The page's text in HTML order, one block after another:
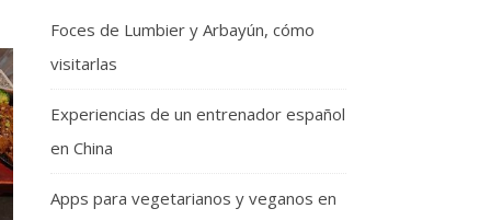
Foces de Lumbier y Arbayún, cómo
visitarlas
Experiencias de un entrenador español
en China
Apps para vegetarianos y veganos en